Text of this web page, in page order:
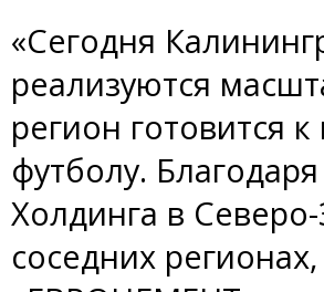
«Сегодня
реализуются
регион готовится
футболу.
Холдинга в
соседних